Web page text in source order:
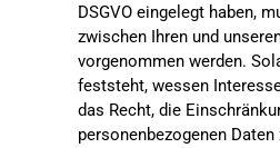
DSGVO eingelegt haben,
zwischen Ihren und
vorgenommen werden.
feststeht, wessen
das Recht, die
personenbezogenen Daten